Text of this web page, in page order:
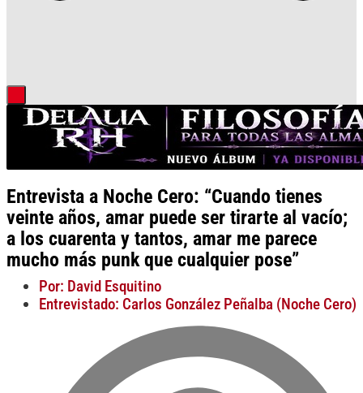
Entrevista a Noche Cero: “Cuando tienes
veinte años, amar puede ser tirarte al vacío;
a los cuarenta y tantos, amar me parece
mucho más punk que cualquier pose”
Por: David Esquitino
Entrevistado: Carlos González Peñalba (Noche Cero)